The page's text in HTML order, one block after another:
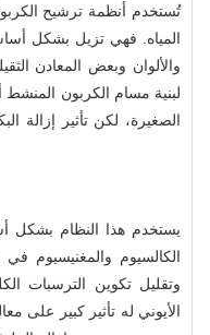
تُستخدم أنظمة ترشيح
المياه. فهي تزيل بشكل
والألوان وبعض المعادن
لبنية مسام الكربون المنشط
الصغيرة، لكن تأثير إزالة
يستخدم هذا النظام بشكل
الكالسيوم والمغنيسيوم في
وتقليل تكوين الترسبات
الأيوني له تأثير كبير على